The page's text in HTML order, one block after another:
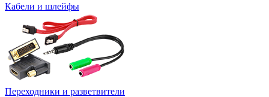
Кабели и шлейфы
Переходники и разветвители